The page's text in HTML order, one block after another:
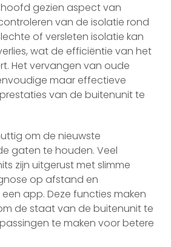
gezien aspect van
van de isolatie rond
of versleten isolatie kan
wat de efficiëntie van het
Het vervangen van oude
maar effectieve
van de buitenunit te
om de nieuwste
gaten te houden. Veel
zijn uitgerust met slimme
op afstand en
app. Deze functies maken
de staat van de buitenunit te
te maken voor betere